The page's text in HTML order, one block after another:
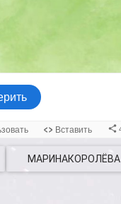
МАРИНАКОРОЛЁВА